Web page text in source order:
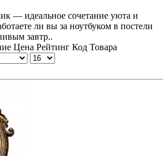
— идеальное сочетание уюта и
ли вы за ноутбуком в постели
завтр..
Цена Рейтинг Код Товара